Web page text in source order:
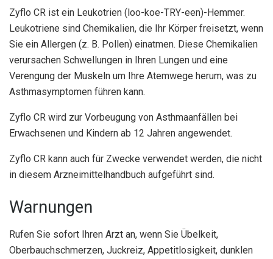
Zyflo CR ist ein Leukotrien (loo-koe-TRY-een)-Hemmer.
Leukotriene sind Chemikalien, die Ihr Körper freisetzt, wenn
Sie ein Allergen (z. B. Pollen) einatmen. Diese Chemikalien
verursachen Schwellungen in Ihren Lungen und eine
Verengung der Muskeln um Ihre Atemwege herum, was zu
Asthmasymptomen führen kann.
Zyflo CR wird zur Vorbeugung von Asthmaanfällen bei
Erwachsenen und Kindern ab 12 Jahren angewendet.
Zyflo CR kann auch für Zwecke verwendet werden, die nicht
in diesem Arzneimittelhandbuch aufgeführt sind.
Warnungen
Rufen Sie sofort Ihren Arzt an, wenn Sie Übelkeit,
Oberbauchschmerzen, Juckreiz, Appetitlosigkeit, dunklen